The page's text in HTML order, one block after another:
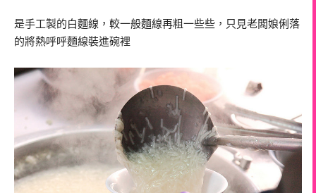
是手工製的白麵線，較一般麵線再粗一些些，只見老闆娘俐落
的將熱呼呼麵線裝進碗裡